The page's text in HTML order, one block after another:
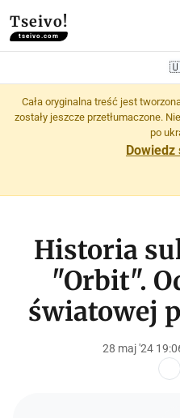
Tseivo!
tseivo.com
Cała oryginalna treść jest
zostały jeszcze przetłumaczone.
po
Dowiedz
Historia
"Orbit".
światowej
28 maj '24